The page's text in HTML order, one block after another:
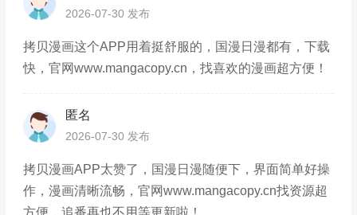
2026-07-30 发布
拷贝漫画这个APP用着挺舒服的，国漫日漫都有，下载
快，官网www.mangacopy.cn，找喜欢的漫画超方便！
匿名
2026-07-30 发布
拷贝漫画APP太赞了，国漫日漫随便下，界面简单好操
作，漫画清晰流畅，官网www.mangacopy.cn找资源超